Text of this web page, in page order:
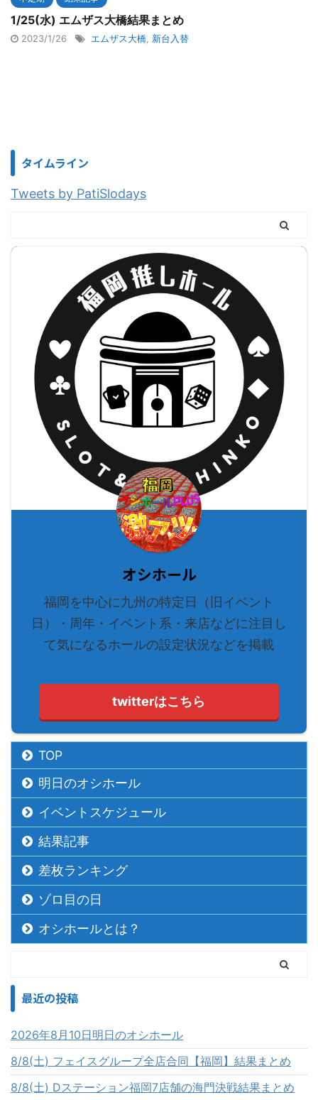
1/25(水) エムザス大橋結果まとめ
2023/1/26 エムザス大橋, 新台入替
タイムライン
Tweets by PatiSlodays
オシホール
福岡を中心に九州の特定日（旧イベント
日）・周年・イベント系・来店などに注目し
て気になるホールの設定状況などを掲載
twitterはこちら
TOP
明日のオシホール
イベントスケジュール
結果記事
差枚ランキング
ゾロ目の日
オシホールとは？
最近の投稿
2026年8月10日明日のオシホール
8/8(土) フェイスグループ全店合同【福岡】結果まとめ
8/8(土) Dステーション福岡7店舗の海門決戦結果まとめ